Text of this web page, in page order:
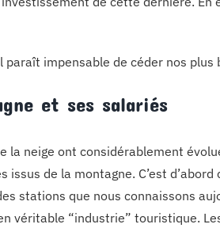
paraît impensable de céder nos
et ses salariés
la neige ont considérablement
issus de la montagne. C’est
stations que nous connaissons
véritable “industrie” touristique.